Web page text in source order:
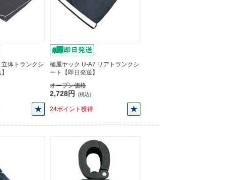
体トランクシ
槌屋ヤック U-A7 リアトランクシ
ート【即日発送】
オープン価格
2,728円 (税込)
24ポイント獲得